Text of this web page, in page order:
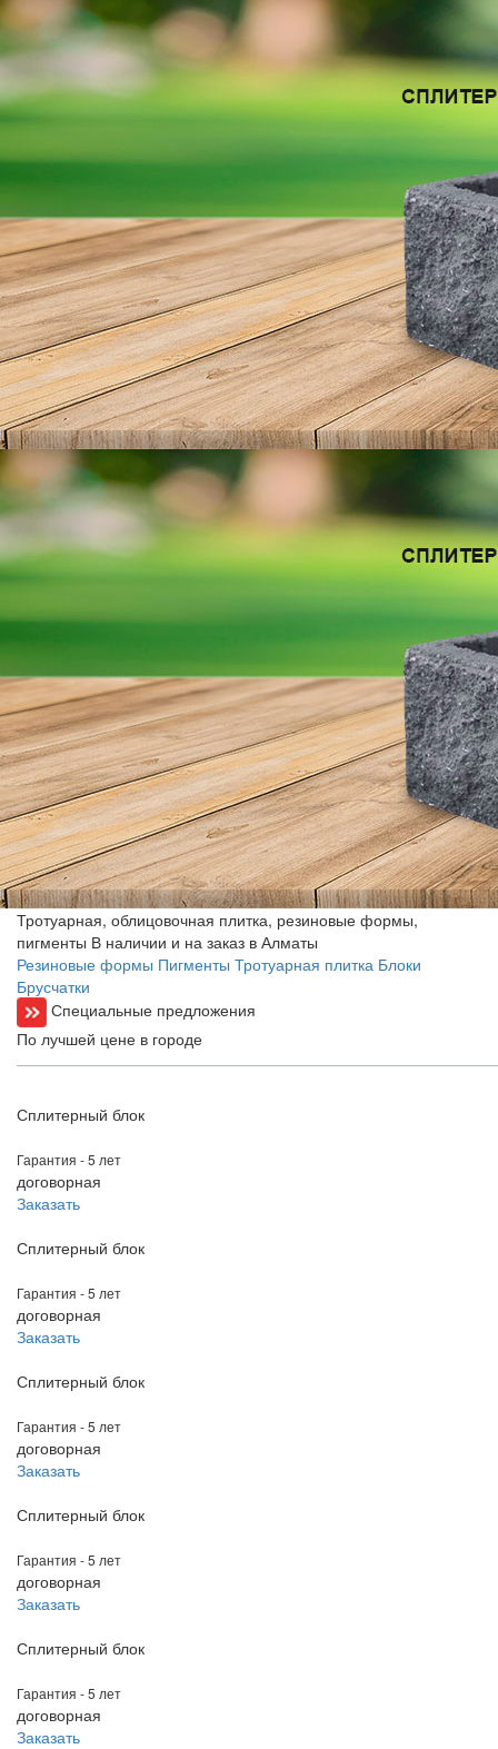
Тротуарная, облицовочная плитка, резиновые формы,
пигменты В наличии и на заказ в Алматы
Резиновые формы Пигменты Тротуарная плитка Блоки
Брусчатки
Специальные предложения
По лучшей цене в городе
Сплитерный блок
Гарантия - 5 лет
договорная
Заказать
Сплитерный блок
Гарантия - 5 лет
договорная
Заказать
Сплитерный блок
Гарантия - 5 лет
договорная
Заказать
Сплитерный блок
Гарантия - 5 лет
договорная
Заказать
Сплитерный блок
Гарантия - 5 лет
договорная
Заказать